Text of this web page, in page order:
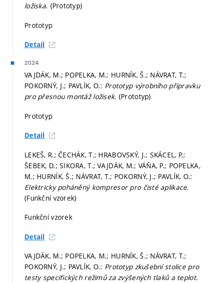
ložiska. (Prototyp)
Prototyp
Detail
2024
VAJDÁK, M.; POPELKA, M.; HURNÍK, Š.; NÁVRAT, T.;
POKORNÝ, J.; PAVLÍK, O.: Prototyp výrobního přípravku
pro přesnou montáž ložisek. (Prototyp)
Prototyp
Detail
LEKEŠ, R.; ČECHÁK, T.; HRABOVSKÝ, J.; SKÁCEL, P.;
ŠEBEK, D.; SIKORA, T.; VAJDÁK, M.; VÁŇA, P.; POPELKA,
M.; HURNÍK, Š.; NÁVRAT, T.; POKORNÝ, J.; PAVLÍK, O.:
Elektricky poháněný kompresor pro čisté aplikace.
(Funkční vzorek)
Funkční vzorek
Detail
VAJDÁK, M.; POPELKA, M.; HURNÍK, Š.; NÁVRAT, T.;
POKORNÝ, J.; PAVLÍK, O.: Prototyp zkušební stolice pro
testy specifických režimů za zvýšených tlaků a teplot.